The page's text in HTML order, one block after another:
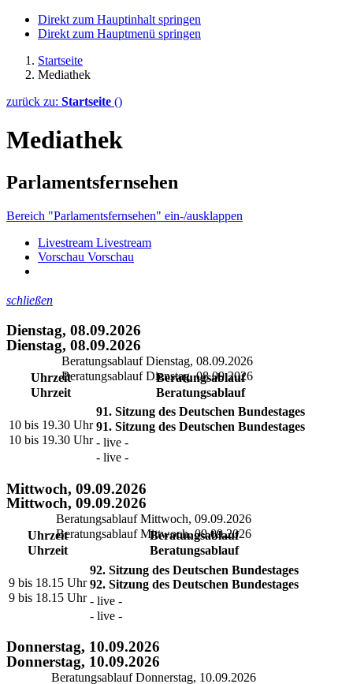
Direkt zum Hauptinhalt springen
Direkt zum Hauptmenü springen
Startseite
Mediathek
zurück zu: Startseite ()
Mediathek
Parlamentsfernsehen
Bereich "Parlamentsfernsehen" ein-/ausklappen
Livestream Livestream
Vorschau Vorschau
schließen
Dienstag, 08.09.2026
Beratungsablauf Dienstag, 08.09.2026
Uhrzeit
Beratungsablauf
10 bis 19.30 Uhr
91. Sitzung des Deutschen Bundestages
- live -
Mittwoch, 09.09.2026
Beratungsablauf Mittwoch, 09.09.2026
Uhrzeit
Beratungsablauf
9 bis 18.15 Uhr
92. Sitzung des Deutschen Bundestages
- live -
Donnerstag, 10.09.2026
Beratungsablauf Donnerstag, 10.09.2026
Dienstag, 08.09.2026
Beratungsablauf Dienstag, 08.09.2026
Uhrzeit
Beratungsablauf
10 bis 19.30 Uhr
91. Sitzung des Deutschen Bundestages
- live -
Mittwoch, 09.09.2026
Beratungsablauf Mittwoch, 09.09.2026
Uhrzeit
Beratungsablauf
9 bis 18.15 Uhr
92. Sitzung des Deutschen Bundestages
- live -
Donnerstag, 10.09.2026